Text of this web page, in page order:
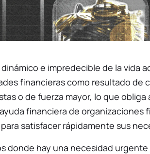
dinámico e impredecible de la vida
financieras como resultado de
o de fuerza mayor, lo que obliga
financiera de organizaciones
satisfacer rápidamente sus
donde hay una necesidad